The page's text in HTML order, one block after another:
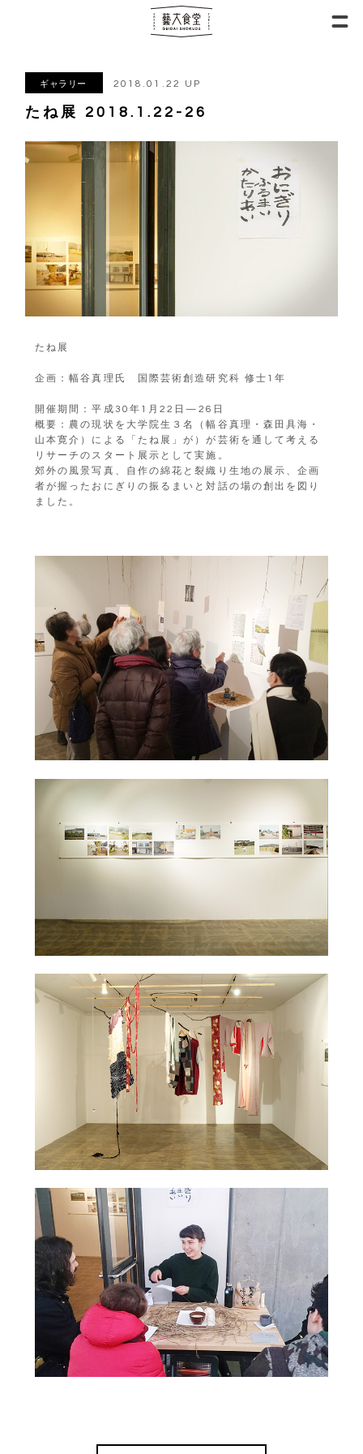
ギャラリー 2018.01.22 UP
たね展 2018.1.22-26
たね展
企画：幅谷真理氏 国際芸術創造研究科 修士1年
開催期間：平成30年1月22日—26日
概要：農の現状を大学院生３名（幅谷真理・森田具海・
山本寛介）による「たね展」が）が芸術を通して考える
リサーチのスタート展示として実施。
郊外の風景写真、自作の綿花と裂織り生地の展示、企画
者が握ったおにぎりの振るまいと対話の場の創出を図り
ました。